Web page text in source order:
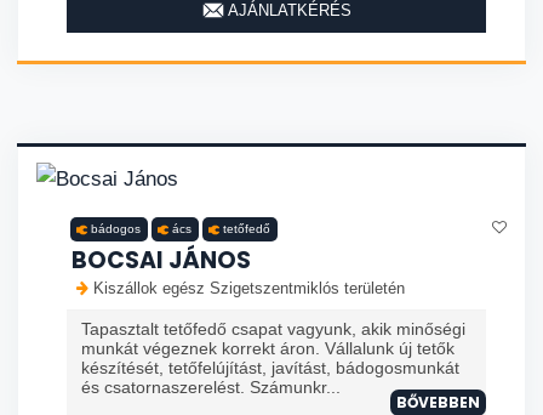
AJÁNLATKÉRÉS
bádogos ács tetőfedő
BOCSAI JÁNOS
Kiszállok egész Szigetszentmiklós területén
Tapasztalt tetőfedő csapat vagyunk, akik minőségi
munkát végeznek korrekt áron. Vállalunk új tetők
készítését, tetőfelújítást, javítást, bádogosmunkát
és csatornaszerelést. Számunkr...
BŐVEBBEN